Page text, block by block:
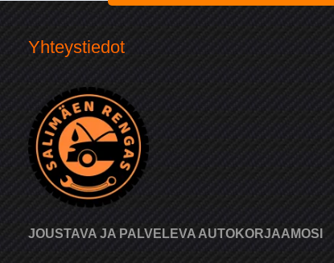
Yhteystiedot
JOUSTAVA JA PALVELEVA AUTOKORJAAMOSI